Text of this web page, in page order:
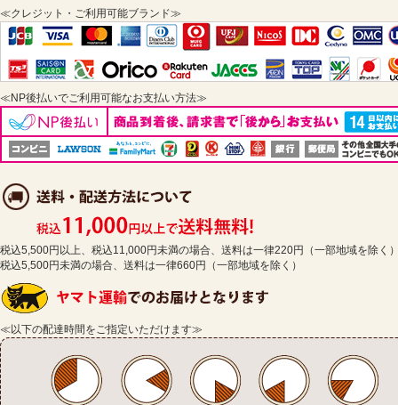
≪クレジット・ご利用可能ブランド≫
≪NP後払いでご利用可能なお支払い方法≫
税込5,500円以上、税込11,000円未満の場合、送料は一律220円（一部地域を除く
税込5,500円未満の場合、送料は一律660円（一部地域を除く）
≪以下の配達時間をご指定いただけます≫